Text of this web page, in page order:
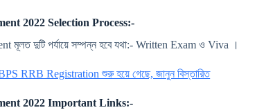
2022 Selection Process:-
দুটি পর্যায়ে সম্পন্ন হবে যথা:- Written Exam ও Viva ।
RRB Registration শুরু হয়ে গেছে, জানুন বিস্তারিত
2022 Important Links:-